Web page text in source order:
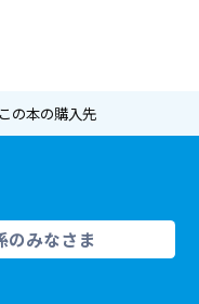
この本の購入先
のみなさま